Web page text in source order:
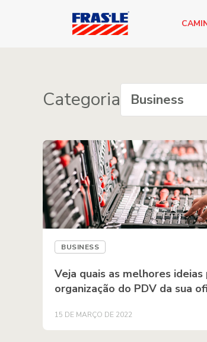
Categoria
BUSINESS
Veja quais as melhores ideias
organização do PDV da sua
15 DE MARÇO DE 2022